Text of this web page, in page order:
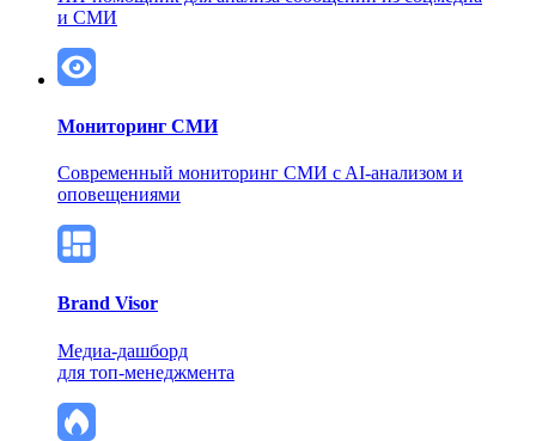
и СМИ
Мониторинг СМИ
Современный мониторинг СМИ c AI-анализом и
оповещениями
Brand Visor
Медиа-дашборд
для топ-менеджмента